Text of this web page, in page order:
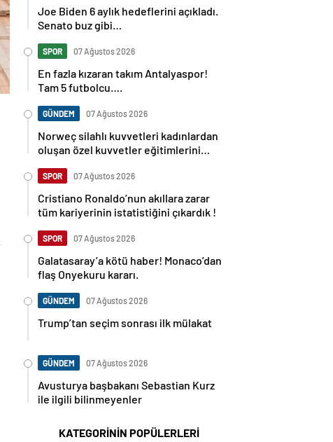
Joe Biden 6 aylık hedeflerini açıkladı.
Senato buz gibi…
SPOR 07 Ağustos 2026
En fazla kızaran takım Antalyaspor!
Tam 5 futbolcu….
GÜNDEM 07 Ağustos 2026
Norweç silahlı kuvvetleri kadınlardan
oluşan özel kuvvetler eğitimlerini
SPOR 07 Ağustos 2026
Cristiano Ronaldo’nun akıllara zarar
tüm kariyerinin istatistiğini çıkardık !
SPOR 07 Ağustos 2026
Galatasaray’a kötü haber! Monaco’dan
flaş Onyekuru kararı.
GÜNDEM 07 Ağustos 2026
Trump’tan seçim sonrası ilk mülakat
GÜNDEM 07 Ağustos 2026
Avusturya başbakanı Sebastian Kurz
ile ilgili bilinmeyenler
KATEGORİNİN POPÜLERLERİ